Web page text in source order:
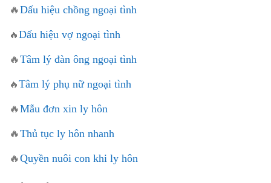
🔥Dấu hiệu chồng ngoại tình
🔥Dấu hiệu vợ ngoại tình
🔥Tâm lý đàn ông ngoại tình
🔥Tâm lý phụ nữ ngoại tình
🔥Mẫu đơn xin ly hôn
🔥Thủ tục ly hôn nhanh
🔥Quyền nuôi con khi ly hôn